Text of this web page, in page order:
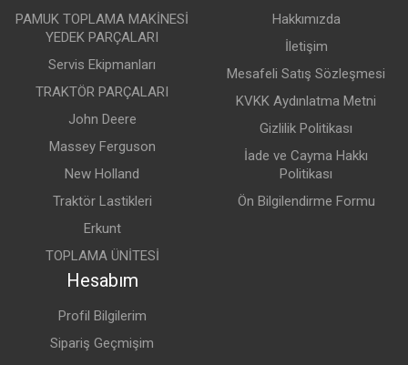
PAMUK TOPLAMA MAKİNESİ
YEDEK PARÇALARI
Servis Ekipmanları
TRAKTÖR PARÇALARI
John Deere
Massey Ferguson
New Holland
Traktör Lastikleri
Erkunt
TOPLAMA ÜNİTESİ
Hakkımızda
İletişim
Mesafeli Satış Sözleşmesi
KVKK Aydınlatma Metni
Gizlilik Politikası
İade ve Cayma Hakkı
Politikası
Ön Bilgilendirme Formu
Hesabım
Profil Bilgilerim
Sipariş Geçmişim